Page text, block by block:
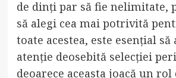
de dinți par să fie nelimitate,
să alegi cea mai potrivită
toate acestea, este esențial să
atenție deosebită selecției
deoarece aceasta joacă un